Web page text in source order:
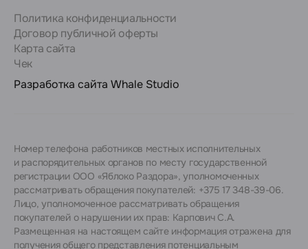
Политика конфиденциальности
Договор публичной оферты
Карта сайта
Чек
Разработка сайта Whale Studio
Номер телефона работников местных исполнительных
и распорядительных органов по месту государственной
регистрации ООО «Яблоко Раздора», уполномоченных
рассматривать обращения покупателей: +375 17 348-39-06.
Лицо, уполномоченное рассматривать обращения
покупателей о нарушении их прав: Карпович С.А.
Размещенная на настоящем сайте информация отражена для
получения общего представления потенциальным